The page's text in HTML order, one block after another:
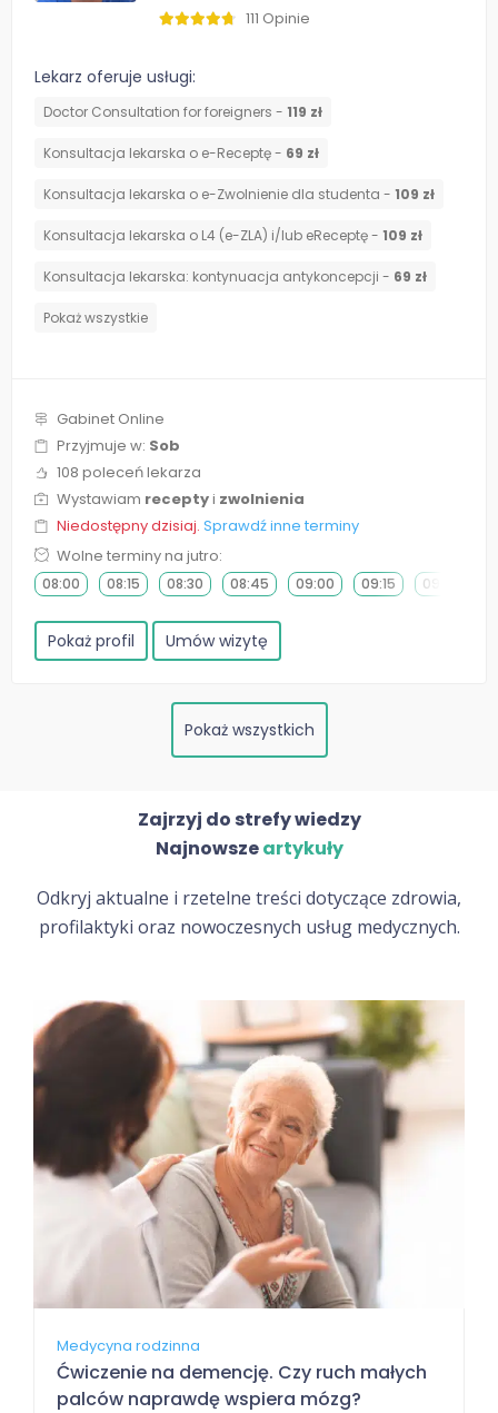
111 Opinie
Lekarz oferuje usługi:
Doctor Consultation for foreigners - 119 zł
Konsultacja lekarska o e-Receptę - 69 zł
Konsultacja lekarska o e-Zwolnienie dla studenta - 109 zł
Konsultacja lekarska o L4 (e-ZLA) i/lub eReceptę - 109 zł
⁠Konsultacja lekarska: kontynuacja antykoncepcji - 69 zł
Pokaż wszystkie
Gabinet Online
Przyjmuje w: Sob
108 poleceń lekarza
Wystawiam receptyi zwolnienia
Niedostępny dzisiaj. Sprawdź inne terminy
Wolne terminy na jutro:
08:00 08:15 08:30 08:45 09:00 09:15 09:30
Pokaż profil Umów wizytę
Pokaż wszystkich
Zajrzyj do strefy wiedzy
Najnowszeartykuły
Odkryj aktualne i rzetelne treści dotyczące zdrowia,
profilaktyki oraz nowoczesnych usług medycznych.
Medycyna rodzinna
Ćwiczenie na demencję. Czy ruch małych
palców naprawdę wspiera mózg?